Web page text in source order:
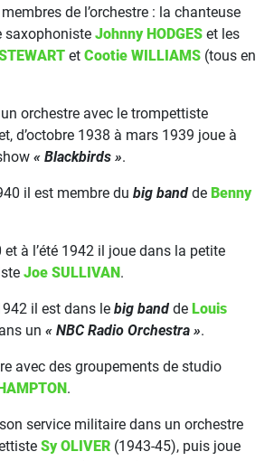
de l’orchestre : la chanteuse
saxophoniste Johnny HODGES et les
et Cootie WILLIAMS (tous en
orchestre avec le trompettiste
d’octobre 1938 à mars 1939 joue à
« Blackbirds ».
il est membre du big band de Benny
à l’été 1942 il joue dans la petite
Joe SULLIVAN.
il est dans le big band de Louis
un « NBC Radio Orchestra ».
avec des groupements de studio
.
service militaire dans un orchestre
Sy OLIVER (1943-45), puis joue